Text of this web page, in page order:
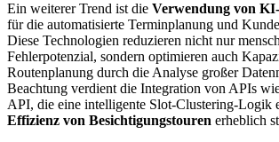
Ein weiterer Trend ist die Verwendung von
für die automatisierte Terminplanung und
Diese Technologien reduzieren nicht nur
Fehlerpotenzial, sondern optimieren auch
Routenplanung durch die Analyse großer
Beachtung verdient die Integration von APIs
API, die eine intelligente Slot-Clustering-Logik
Effizienz von Besichtigungstouren erheblich